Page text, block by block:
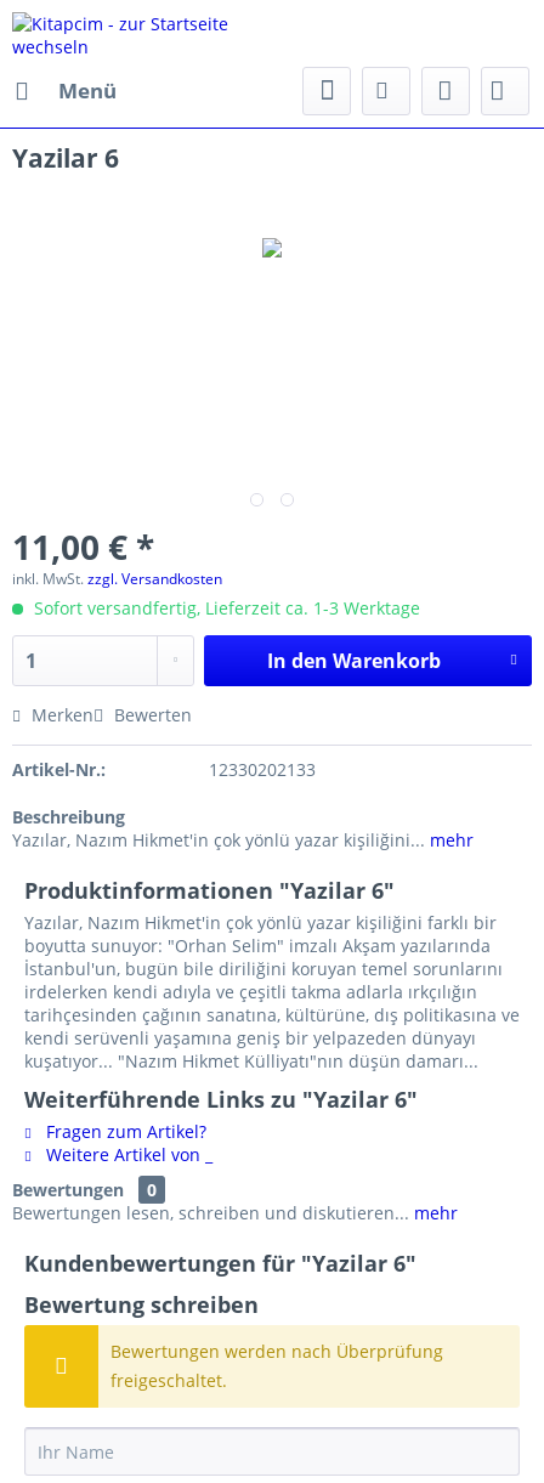
Menü
Yazilar 6
11,00 € *
inkl. MwSt.zzgl. Versandkosten
Sofort versandfertig, Lieferzeit ca. 1-3 Werktage
In den Warenkorb
Merken Bewerten
Artikel-Nr.: 12330202133
Beschreibung
Yazılar, Nazım Hikmet'in çok yönlü yazar kişiliğini... mehr
Produktinformationen "Yazilar 6"
Yazılar, Nazım Hikmet'in çok yönlü yazar kişiliğini farklı bir
boyutta sunuyor: "Orhan Selim" imzalı Akşam yazılarında
İstanbul'un, bugün bile diriliğini koruyan temel sorunlarını
irdelerken kendi adıyla ve çeşitli takma adlarla ırkçılığın
tarihçesinden çağının sanatına, kültürüne, dış politikasına ve
kendi serüvenli yaşamına geniş bir yelpazeden dünyayı
kuşatıyor... "Nazım Hikmet Külliyatı"nın düşün damarı...
Weiterführende Links zu "Yazilar 6"
Fragen zum Artikel?
Weitere Artikel von _
Bewertungen
0
Bewertungen lesen, schreiben und diskutieren... mehr
Kundenbewertungen für "Yazilar 6"
Bewertung schreiben
Bewertungen werden nach Überprüfung
freigeschaltet.